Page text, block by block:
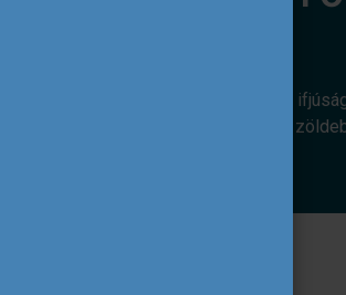
Az alábbi európai uniós programok az
révén. Hozzájárulnak ahhoz, hogy egy